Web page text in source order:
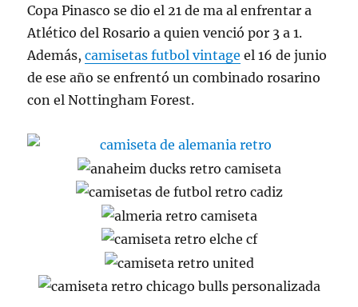
Copa Pinasco se dio el 21 de ma al enfrentar a
Atlético del Rosario a quien venció por 3 a 1.
Además,camisetas futbol vintage el 16 de junio
de ese año se enfrentó un combinado rosarino
con el Nottingham Forest.